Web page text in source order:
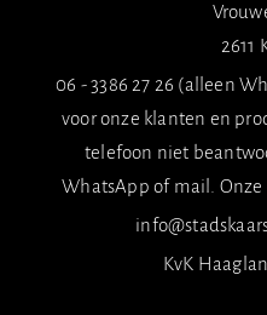
2611
06 - 3386 27 26 (alleen
voor onze klanten en
telefoon niet
WhatsApp of mail. Onze
KvK